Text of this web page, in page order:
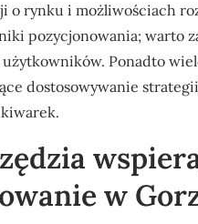
o rynku i możliwościach
pozycjonowania; warto
Ponadto
dostosowywanie
w